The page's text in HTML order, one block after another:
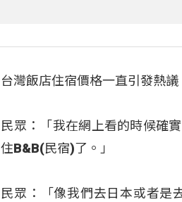
台灣飯店住宿價格一直引發熱議
民眾：「我在網上看的時候確
住B&B(民宿)了。」
民眾：「像我們去日本或者是